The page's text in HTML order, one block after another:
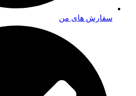
سفارش های من